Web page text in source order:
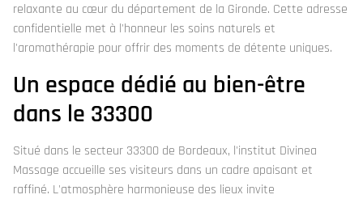
relaxante au cœur du département de la Gironde. Cette adresse
confidentielle met à l'honneur les soins naturels et
l'aromathérapie pour offrir des moments de détente uniques.
Un espace dédié au bien-être
dans le 33300
Situé dans le secteur 33300 de Bordeaux, l'institut Divinea
Massage accueille ses visiteurs dans un cadre apaisant et
raffiné. L'atmosphère harmonieuse des lieux invite